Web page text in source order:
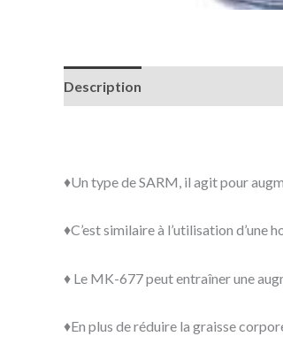
Description
♦️Un type de SARM, il agit pour
♦️C’est similaire à l’utilisation
♦️ Le MK-677 peut entraîner une
♦️En plus de réduire la graisse